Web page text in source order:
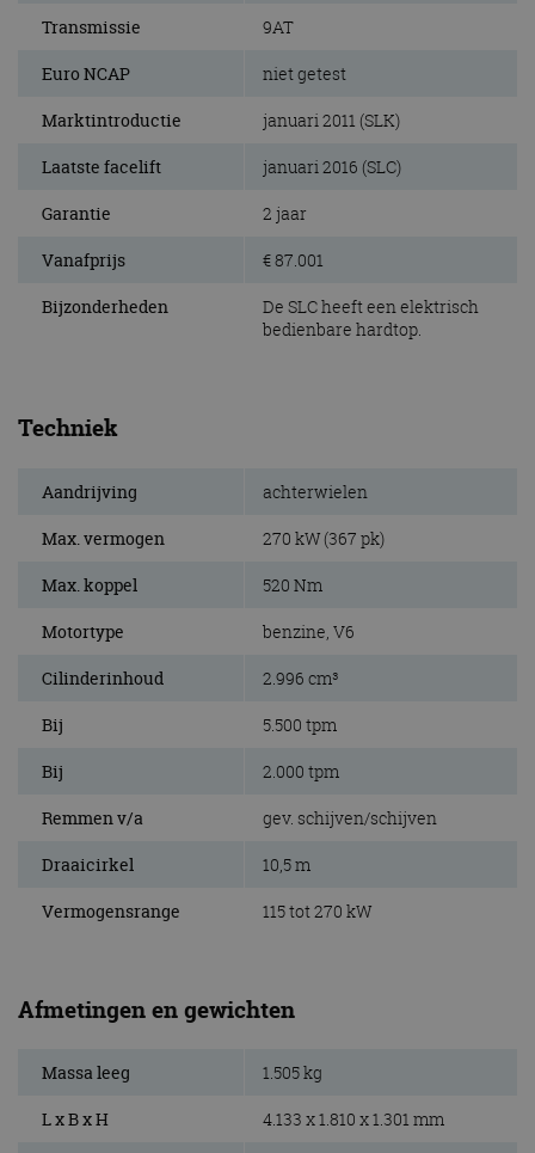
Transmissie 9AT
Euro NCAP niet getest
Marktintroductie januari 2011 (SLK)
Laatste facelift januari 2016 (SLC)
Garantie 2 jaar
Vanafprijs € 87.001
Bijzonderheden
De SLC heeft een elektrisch
bedienbare hardtop.
Techniek
Aandrijving achterwielen
Max. vermogen 270 kW (367 pk)
Max. koppel 520 Nm
Motortype benzine, V6
Cilinderinhoud 2.996 cm³
Bij 5.500 tpm
Bij 2.000 tpm
Remmen v/a gev. schijven/schijven
Draaicirkel 10,5 m
Vermogensrange 115 tot 270 kW
Afmetingen en gewichten
Massa leeg 1.505 kg
L x B x H 4.133 x 1.810 x 1.301 mm